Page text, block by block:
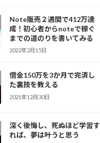
Note販売２週間で412万達
成！初心者からnoteで稼ぐ
までの道のりを書いてみる
2022年2月15日
借金150万を3か月で完済し
た裏技を教える
2021年12月30日
深く後悔し、死ぬほど学習す
れば、夢は叶うと思う